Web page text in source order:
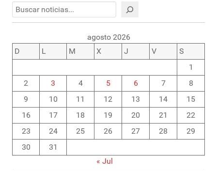
Buscar
agosto 2026
D
L M X J V
S
1
2
3 4 5 6 7
8
9
10 11 12 13 14
15
16
17 18 19 20 21
22
23
24 25 26 27 28
29
30
31
« Jul